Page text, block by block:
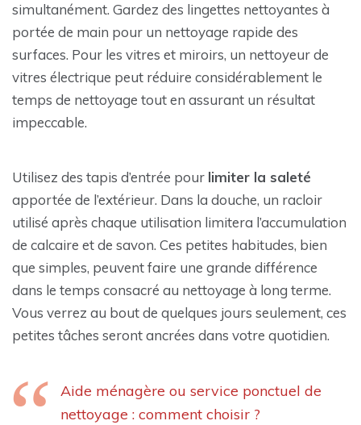
simultanément. Gardez des lingettes nettoyantes à
portée de main pour un nettoyage rapide des
surfaces. Pour les vitres et miroirs, un nettoyeur de
vitres électrique peut réduire considérablement le
temps de nettoyage tout en assurant un résultat
impeccable.
Utilisez des tapis d’entrée pour limiter la saleté
apportée de l’extérieur. Dans la douche, un racloir
utilisé après chaque utilisation limitera l’accumulation
de calcaire et de savon. Ces petites habitudes, bien
que simples, peuvent faire une grande différence
dans le temps consacré au nettoyage à long terme.
Vous verrez au bout de quelques jours seulement, ces
petites tâches seront ancrées dans votre quotidien.
Aide ménagère ou service ponctuel de
nettoyage : comment choisir ?